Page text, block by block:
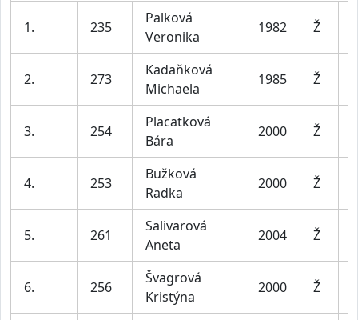
1. 235
Palková
Veronika
1982 Ž
2. 273
Kadaňková
Michaela
1985 Ž
3. 254
Placatková
Bára
2000 Ž
4. 253
Bužková
Radka
2000 Ž
5. 261
Salivarová
Aneta
2004 Ž
6. 256
Švagrová
Kristýna
2000 Ž